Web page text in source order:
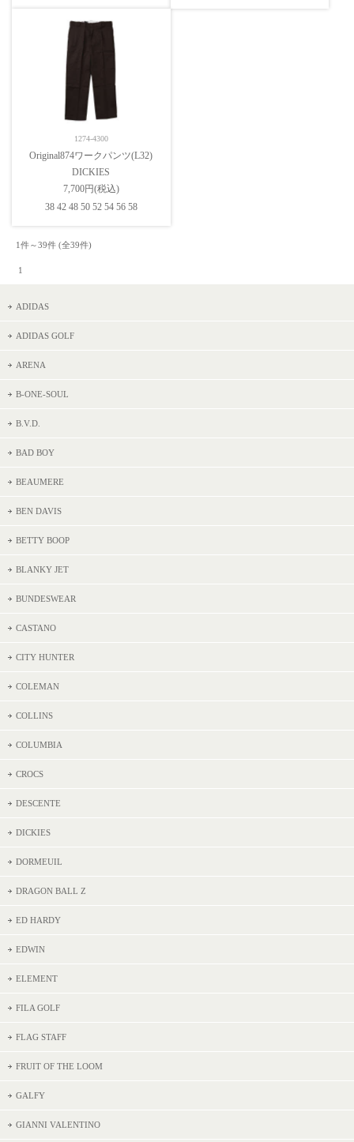
ADIDAS
ADIDAS GOLF
ARENA
B-ONE-SOUL
B.V.D.
BAD BOY
BEAUMERE
BEN DAVIS
BETTY BOOP
BLANKY JET
BUNDESWEAR
CASTANO
CITY HUNTER
COLEMAN
COLLINS
COLUMBIA
CROCS
DESCENTE
DICKIES
DORMEUIL
DRAGON BALL Z
ED HARDY
EDWIN
ELEMENT
FILA GOLF
FLAG STAFF
FRUIT OF THE LOOM
GALFY
GIANNI VALENTINO
1274-4300
Original874ワークパンツ(L32)
DICKIES
7,700円(税込)
38 42 48 50 52 54 56 58
1件～39件 (全39件)
1